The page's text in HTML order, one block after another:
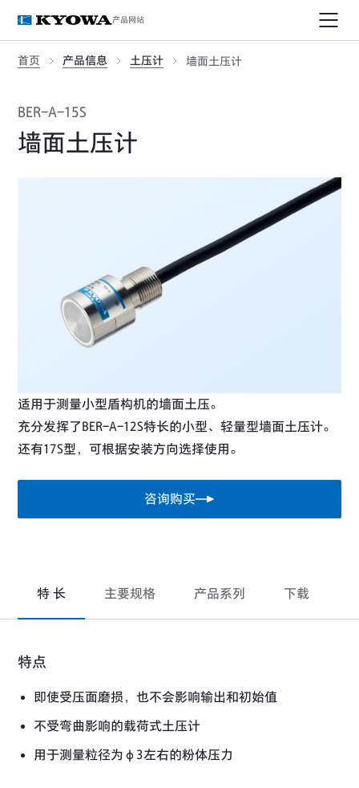
产品网站
首页 产品信息 土压计 墙面土压计
BER-A-15S
墙面土压计
适用于测量小型盾构机的墙面土压。
充分发挥了BER-A-12S特长的小型、轻量型墙面土压计。
还有17S型，可根据安装方向选择使用。
咨询购买
特 长 主要规格 产品系列 下载
特点
即使受压面磨损，也不会影响输出和初始值
不受弯曲影响的载荷式土压计
用于测量粒径为φ3左右的粉体压力